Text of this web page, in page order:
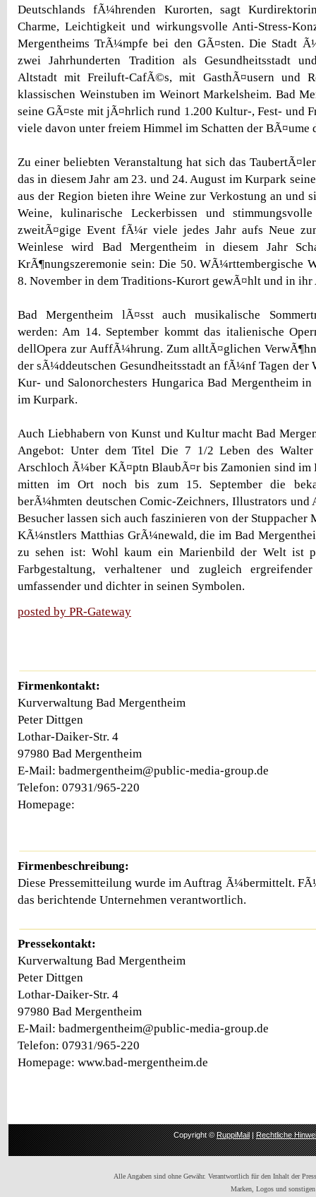
Deutschlands fÃ¼hrenden Kurorten, sagt
Charme, Leichtigkeit und wirkungsvolle Anti-Stress-
Mergentheims TrÃ¼mpfe bei den GÃ¤sten. Die Stadt
zwei Jahrhunderten Tradition als Gesundheitsstadt
Altstadt mit Freiluft-CafÃ©s, mit GasthÃ¤usern und
klassischen Weinstuben im Weinort Markelsheim. Bad
seine GÃ¤ste mit jÃ¤hrlich rund 1.200 Kultur-, Fest- und
viele davon unter freiem Himmel im Schatten der BÃ¤ume
Zu einer beliebten Veranstaltung hat sich das
das in diesem Jahr am 23. und 24. August im Kurpark
aus der Region bieten ihre Weine zur Verkostung an und
Weine, kulinarische Leckerbissen und
zweitÃ¤gige Event fÃ¼r viele jedes Jahr aufs Neue
Weinlese wird Bad Mergentheim in diesem Jahr
KrÃ¶nungszeremonie sein: Die 50. WÃ¼rttembergische
8. November in dem Traditions-Kurort gewÃ¤hlt und in
Bad Mergentheim lÃ¤sst auch musikalische
werden: Am 14. September kommt das italienische
dellOpera zur AuffÃ¼hrung. Zum alltÃ¤glichen
der sÃ¼ddeutschen Gesundheitsstadt an fÃ¼nf Tagen der
Kur- und Salonorchesters Hungarica Bad Mergentheim
im Kurpark.
Auch Liebhabern von Kunst und Kultur macht Bad
Angebot: Unter dem Titel Die 7 1/2 Leben des
Arschloch Ã¼ber KÃ¤ptn BlaubÃ¤r bis Zamonien sind im
mitten im Ort noch bis zum 15. September die
berÃ¼hmten deutschen Comic-Zeichners, Illustrators und
Besucher lassen sich auch faszinieren von der Stuppacher
KÃ¼nstlers Matthias GrÃ¼newald, die im Bad
zu sehen ist: Wohl kaum ein Marienbild der Welt ist
Farbgestaltung, verhaltener und zugleich
umfassender und dichter in seinen Symbolen.
posted by PR-Gateway
Firmenkontakt:
Kurverwaltung Bad Mergentheim
Peter Dittgen
Lothar-Daiker-Str. 4
97980 Bad Mergentheim
E-Mail: badmergentheim@public-media-group.de
Telefon: 07931/965-220
Homepage:
Firmenbeschreibung:
Diese Pressemitteilung wurde im Auftrag Ã¼bermittelt.
das berichtende Unternehmen verantwortlich.
Pressekontakt:
Kurverwaltung Bad Mergentheim
Peter Dittgen
Lothar-Daiker-Str. 4
97980 Bad Mergentheim
E-Mail: badmergentheim@public-media-group.de
Telefon: 07931/965-220
Homepage: www.bad-mergentheim.de
Copyright ©RuppiMail|Rechtliche
Alle Angaben sind ohne Gewähr. Verantwortlich für den Inhalt der
Marken, Logos und